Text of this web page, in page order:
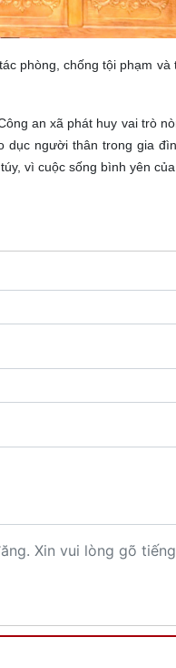
phòng, chống tội phạm
an xã phát huy vai trò
người thân trong gia
vì cuộc sống bình yên của
Xin vui lòng gõ